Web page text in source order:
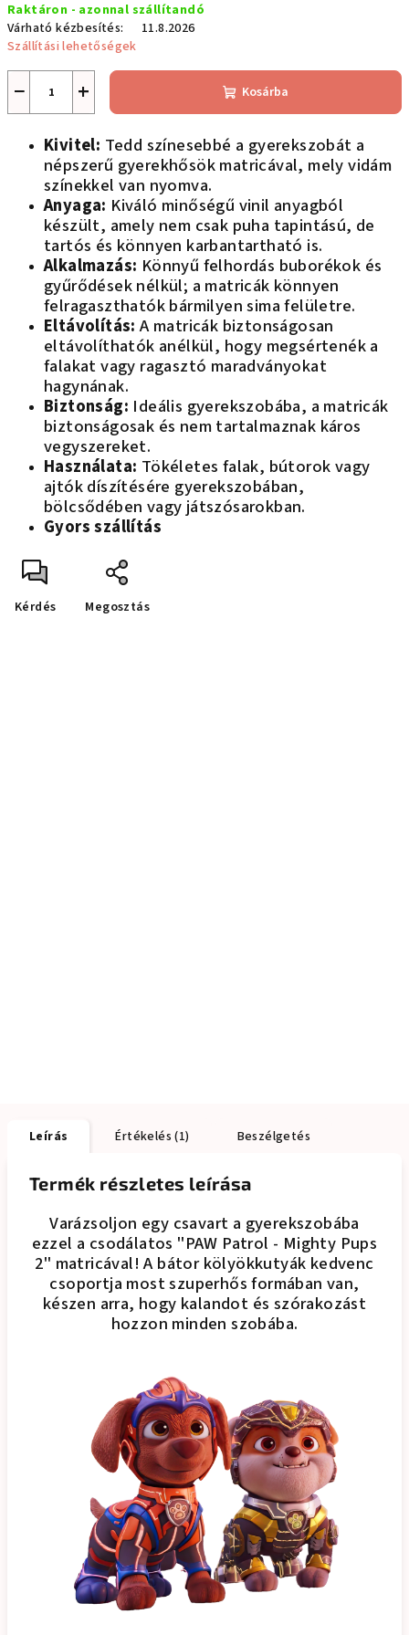
Raktáron - azonnal szállítandó
Várható kézbesítés:
11.8.2026
Szállítási lehetőségek
+
− Kosárba
Kivitel: Tedd színesebbé a gyerekszobát a
népszerű gyerekhősök matricával, mely vidám
színekkel van nyomva.
Anyaga: Kiváló minőségű vinil anyagból
készült, amely nem csak puha tapintású, de
tartós és könnyen karbantartható is.
Alkalmazás: Könnyű felhordás buborékok és
gyűrődések nélkül; a matricák könnyen
felragaszthatók bármilyen sima felületre.
Eltávolítás:A matricák biztonságosan
eltávolíthatók anélkül, hogy megsértenék a
falakat vagy ragasztó maradványokat
hagynának.
Biztonság: Ideális gyerekszobába, a matricák
biztonságosak és nem tartalmaznak káros
vegyszereket.
Használata: Tökéletes falak, bútorok vagy
ajtók díszítésére gyerekszobában,
bölcsődében vagy játszósarokban.
Gyors szállítás
Kérdés Megosztás
Leírás Értékelés (1) Beszélgetés
Termék részletes leírása
Varázsoljon egy csavart a gyerekszobába
ezzel a csodálatos "PAW Patrol - Mighty Pups
2" matricával! A bátor kölyökkutyák kedvenc
csoportja most szuperhős formában van,
készen arra, hogy kalandot és szórakozást
hozzon minden szobába.